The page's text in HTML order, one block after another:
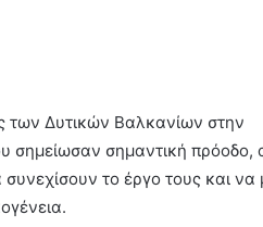
των Δυτικών Βαλκανίων στην
σημείωσαν σημαντική πρόοδο,
το έργο τους και να